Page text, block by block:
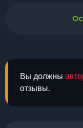
Вы должны
отзывы.